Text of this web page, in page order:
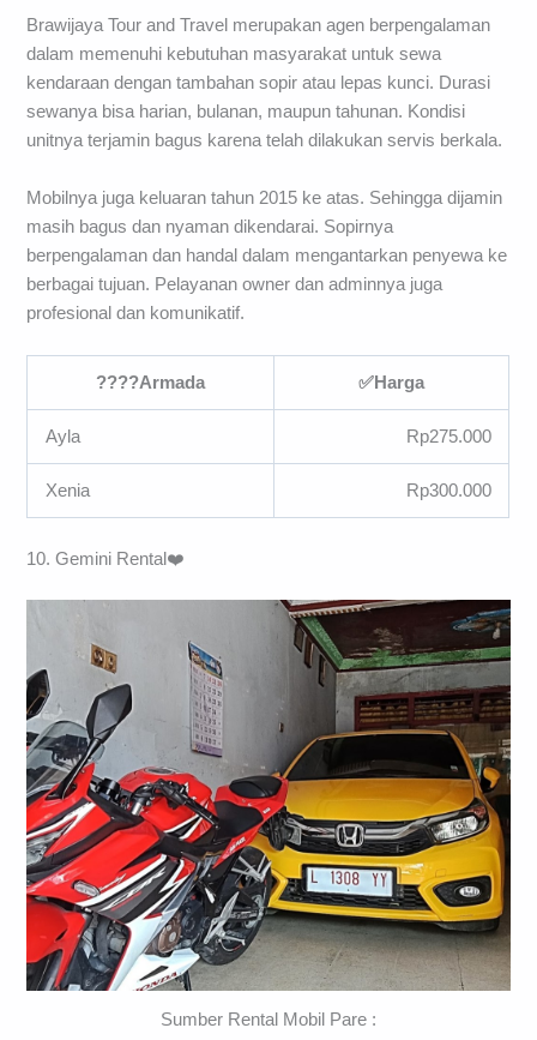
Brawijaya Tour and Travel merupakan agen berpengalaman
dalam memenuhi kebutuhan masyarakat untuk sewa
kendaraan dengan tambahan sopir atau lepas kunci. Durasi
sewanya bisa harian, bulanan, maupun tahunan. Kondisi
unitnya terjamin bagus karena telah dilakukan servis berkala.
Mobilnya juga keluaran tahun 2015 ke atas. Sehingga dijamin
masih bagus dan nyaman dikendarai. Sopirnya
berpengalaman dan handal dalam mengantarkan penyewa ke
berbagai tujuan. Pelayanan owner dan adminnya juga
profesional dan komunikatif.
????Armada ✅Harga
Ayla Rp275.000
Xenia Rp300.000
10. Gemini Rental❤️
Sumber Rental Mobil Pare :